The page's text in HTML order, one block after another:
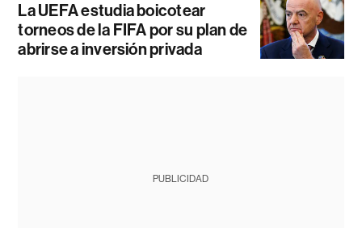
La UEFA estudia boicotear
torneos de la FIFA por su plan de
abrirse a inversión privada
PUBLICIDAD